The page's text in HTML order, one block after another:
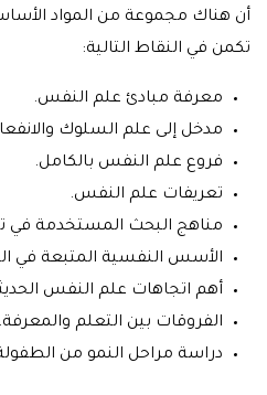
أن هناك مجموعة من المواد
تكمن في النقاط التالية:
معرفة مبادئ علم النفس.
مدخل إلى علم السلوك
فروع علم النفس بالكامل.
تعريفات علم النفس.
مناهج البحث المستخدمة
الأسس النفسية المتبعة في
أهم اتجاهات علم النفس
الفروقات بين التعلم والمعرفة.
دراسة مراحل النمو من